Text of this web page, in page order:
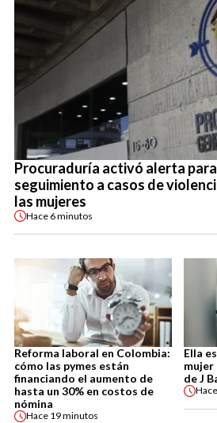
Procuraduría activó alerta
seguimiento a casos de
las mujeres
Hace 6 minutos
Reforma laboral en Colombia:
cómo las pymes están
financiando el aumento de
hasta un 30% en costos de
nómina
Hace 19 minutos
Ella
mujer
de J
Hace